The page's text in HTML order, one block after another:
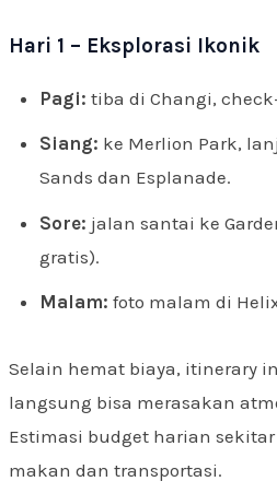
Hari 1 – Eksplorasi Ikonik
Pagi: tiba di Changi,
Siang: ke Merlion Park,
Sands dan Esplanade.
Sore: jalan santai ke
gratis).
Malam: foto malam di
Selain hemat biaya, itinerary
langsung bisa merasakan
Estimasi budget harian sekitar
makan dan transportasi.